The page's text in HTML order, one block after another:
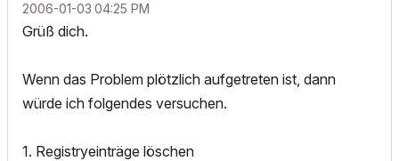
‎2006-01-03 04:25 PM
Grüß dich.
Wenn das Problem plötzlich aufgetreten ist, dann
würde ich folgendes versuchen.
1. Registryeinträge löschen